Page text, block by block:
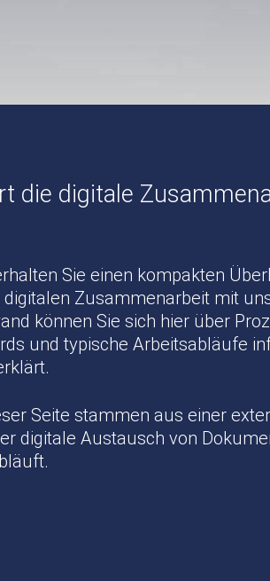
die digitale
Sie einen kompakten
Zusammenarbeit mit
können Sie sich hier über
und typische Arbeitsabläufe
Seite stammen aus einer
digitale Austausch von